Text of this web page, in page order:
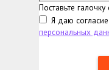
Поставьте галочку
Я даю
персональных